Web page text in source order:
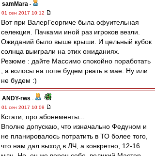
samMara -
01 сен 2017 10:12
Вот при ВалерГеоргиче была офуительная
селекция. Пачками иной раз игроков везли.
Ожиданий было выше крыши. И цельный кубок
солнца выиграли на этих ожиданиях.
Резюме : дайте Массимо спокойно поработать
, а волосы на попе будем рвать в мае. Ну или
не будем :)
ANDY-rws -
01 сен 2017 10:09
Кстати, про абонементы...
Вполне допускаю, что изначально Федуном и
не планировалось потратить в ТО более того,
что нам дал выход в ЛЧ, а конкретно, 12-16